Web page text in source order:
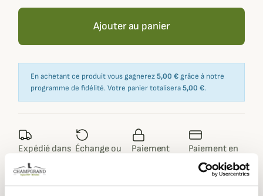
Ajouter au panier
En achetant ce produit vous gagnerez5,00 € grâce à notre
programme de fidélité. Votre panier totalisera5,00 €.
Expédié dans
la journée
Échange ou
Paiement
Paiement en
3 fois dès 100